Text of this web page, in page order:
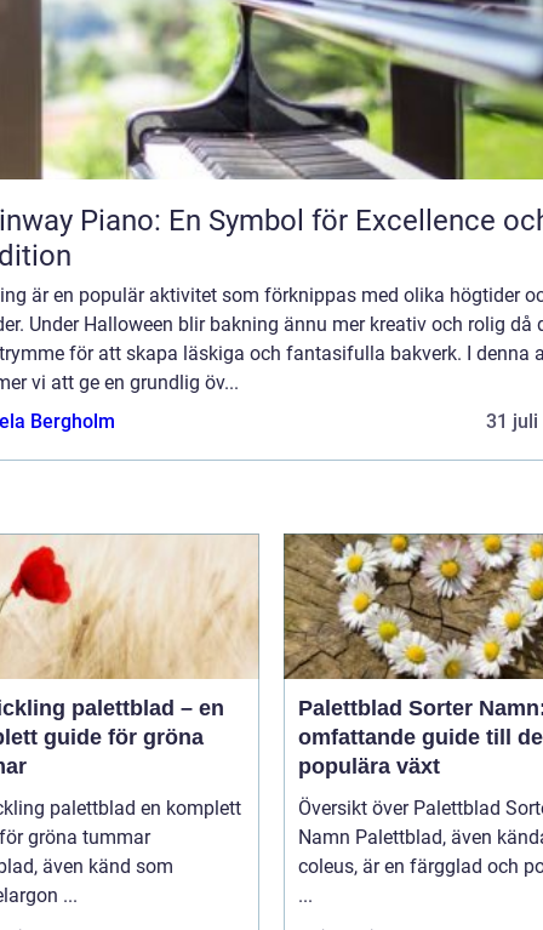
Piano: En Symbol för Excellence
är en populär aktivitet som förknippas med olika högtider
Under Halloween blir bakning ännu mer kreativ och rolig då
för att skapa läskiga och fantasifulla bakverk. I denna
vi att ge en grundlig öv...
Bergholm
31 juli
palettblad – en
guide för gröna
palettblad en komplett
gröna tummar
även känd som
...
Palettblad Sorter
omfattande guide till
populära växt
Översikt över Palettblad
Namn Palettblad, även kända som
coleus, är en färgglad och
...